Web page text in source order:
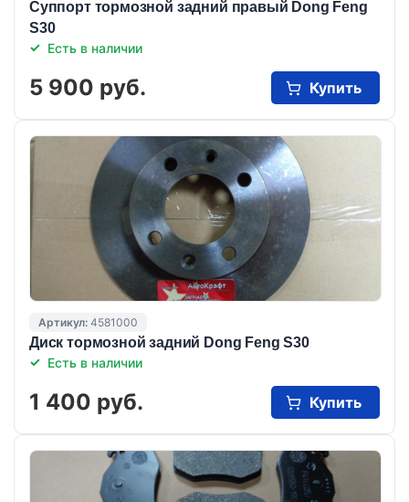
Суппорт тормозной задний правый Dong Feng
S30
Есть в наличии
5 900 руб. Купить
Артикул: 4581000
Диск тормозной задний Dong Feng S30
Есть в наличии
1 400 руб. Купить